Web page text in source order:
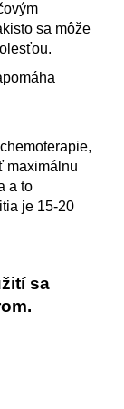
sa môže
maximálnu
a to
je 15-20
sa